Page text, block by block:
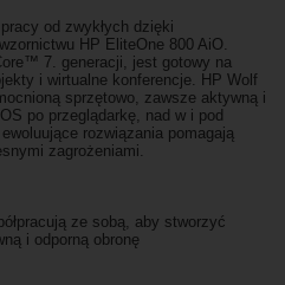
od zwykłych dzięki
HP EliteOne 800 AiO.
7. generacji, jest gotowy na
i wirtualne konferencje. HP Wolf
sprzętowo, zawsze aktywną i
po przeglądarkę, nad w i pod
rozwiązania pomagają
zagrożeniami.
ze sobą, aby stworzyć
i odporną obronę